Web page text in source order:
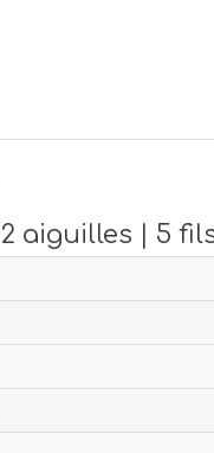
2 aiguilles | 5